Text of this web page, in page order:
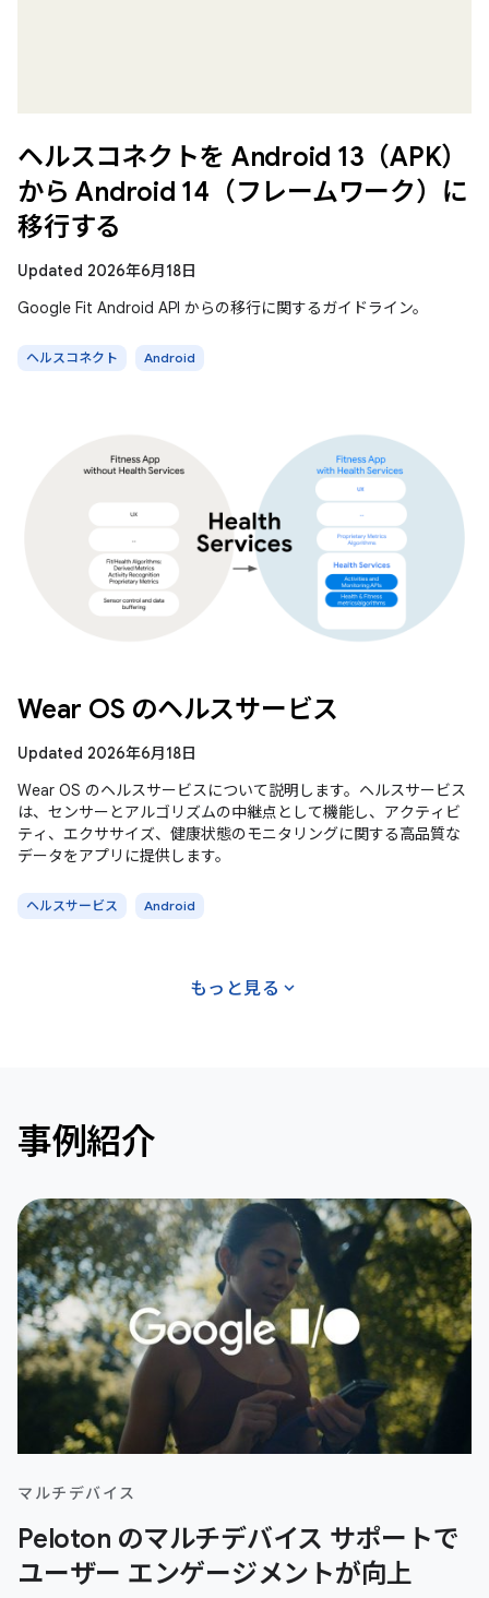
ヘルスコネクトを Android 13（APK）
から Android 14（フレームワーク）に
移行する
Updated 2026年6月18日
Google Fit Android API からの移行に関するガイドライン。
ヘルスコネクト Android
Wear OS のヘルスサービス
Updated 2026年6月18日
Wear OS のヘルスサービスについて説明します。ヘルスサービス
は、センサーとアルゴリズムの中継点として機能し、アクティビ
ティ、エクササイズ、健康状態のモニタリングに関する高品質な
データをアプリに提供します。
ヘルスサービス Android
もっと見る expand_more
事例紹介
マルチデバイス
Peloton のマルチデバイス サポートで
ユーザー エンゲージメントが向上